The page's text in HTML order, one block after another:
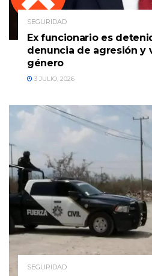
SEGURIDAD
Ex funcionario es
denuncia de agresión y
género
3 JULIO, 2026
SEGURIDAD